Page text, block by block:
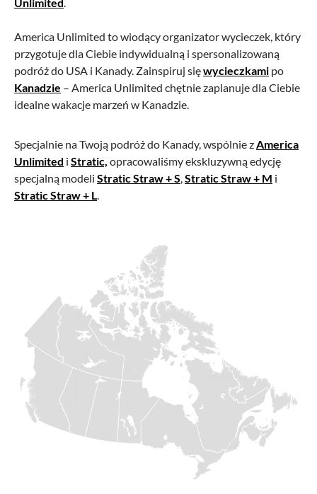
America Unlimited to wiodący organizator wycieczek, który
przygotuje dla Ciebie indywidualną i spersonalizowaną
podróż do USA i Kanady. Zainspiruj sięwycieczkami po
Kanadzie – America Unlimited chętnie zaplanuje dla Ciebie
idealne wakacje marzeń w Kanadzie.
Specjalnie na Twoją podróż do Kanady, wspólnie z America
Unlimited i Stratic, opracowaliśmy ekskluzywną edycję
specjalną modeli Stratic Straw + S Stratic Straw + M i
Stratic Straw + L